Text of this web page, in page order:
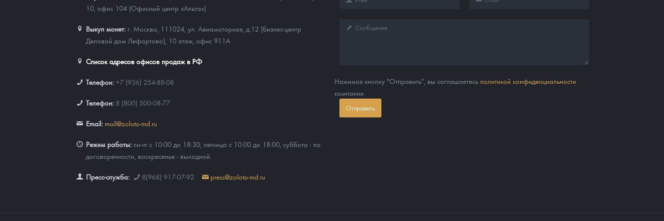
10, офис 104 (Офисный центр «Альта»)
Выкуп монет: г. Москва, 111024, ул. Авиамоторная, д.12 (бизнес-центр
Деловой дом Лефортово), 10 этаж, офис 911А
Список адресов офисов продаж в РФ
Телефон: +7 (936) 254-88-08
Телефон: 8 (800) 500-08-77
Email: mail@zoloto-md.ru
Режим работы: пн-чт с 10:00 до 18:30, пятница с 10:00 до 18:00, суббота - по
договоренности, воскресенье - выходной.
Пресс-служба: 8(968) 917-07-92 press@zoloto-md.ru
Нажимая кнопку "Отправить", вы соглашаетесь политикой конфиденциальности
компании.
Отправить